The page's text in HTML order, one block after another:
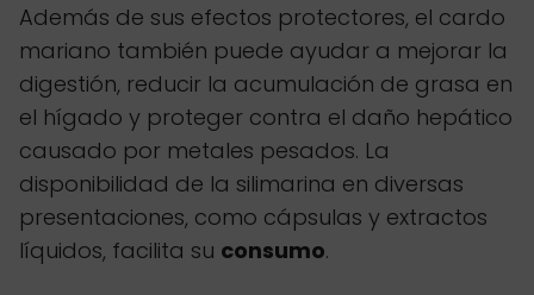
Además de sus efectos protectores, el cardo
mariano también puede ayudar a mejorar la
digestión, reducir la acumulación de grasa en
el hígado y proteger contra el daño hepático
causado por metales pesados. La
disponibilidad de la silimarina en diversas
presentaciones, como cápsulas y extractos
líquidos, facilita su consumo.